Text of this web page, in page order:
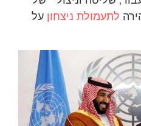
לתעמולת ניצחון על